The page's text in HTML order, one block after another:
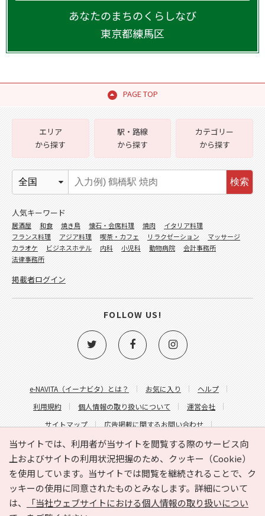
あなたのまちのくらしなび
東京都練馬区
PAGE TOP
当サイトでは、利用者が当サイトを閲覧する際のサービス向
上およびサイトの利用状況把握のため、クッキー（Cookie）
を使用しています。当サイトでは閲覧を継続されることで、ク
ッキーの使用に同意されたものとみなします。詳細について
は、
「当社ウェブサイトにおける個人情報の取り扱いについ
e-NAVITA（イーナビタ）とは？ お気に入り
ヘルプ
利用規約
個人情報の取り扱いについて
運営会社
サイトマップ
広告掲載に関するお問い合わせ
サイトの内容に関するお問い合わせ
エリア
から探す
駅・路線
から探す
カテゴリー
から探す
検索
人気キーワード
居酒屋 和食 焼き鳥 懐石・会席料理 焼肉
イタリア料理
フランス料理
アジア料理 喫茶・カフェ リラクゼーション
マッサージ
カラオケ
ビジネスホテル 内科 小児科 動物病院
会計事務所
法律事務所
掲載者ログイン
FOLLOW US!